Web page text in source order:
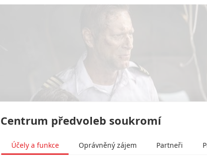
Centrum předvoleb soukromí
Účely a funkce Oprávněný zájem Partneři